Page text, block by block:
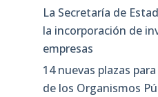
La Secretaría de
la incorporación de
empresas
14 nuevas plazas
de los Organismos